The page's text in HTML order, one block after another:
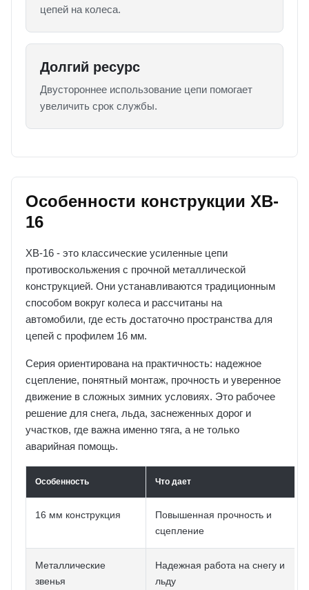
цепей на колеса.
Долгий ресурс
Двустороннее использование цепи помогает
увеличить срок службы.
Особенности конструкции XB-
16
XB-16 - это классические усиленные цепи
противоскольжения с прочной металлической
конструкцией. Они устанавливаются традиционным
способом вокруг колеса и рассчитаны на
автомобили, где есть достаточно пространства для
цепей с профилем 16 мм.
Серия ориентирована на практичность: надежное
сцепление, понятный монтаж, прочность и уверенное
движение в сложных зимних условиях. Это рабочее
решение для снега, льда, заснеженных дорог и
участков, где важна именно тяга, а не только
аварийная помощь.
Особенность Что дает
16 мм конструкция
Повышенная прочность и
сцепление
Металлические
звенья
Надежная работа на снегу и
льду